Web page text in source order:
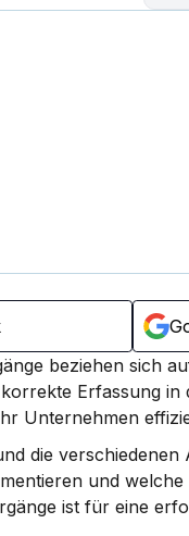
beziehen sich
Erfassung in
Unternehmen
die verschiedenen
und
ist für eine